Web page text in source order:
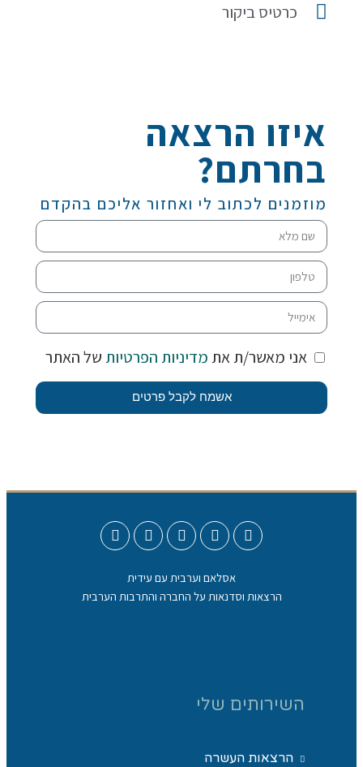
איזו הרצאה
בחרתם?
מוזמנים לכתוב לי ואחזור אליכם בהקדם
אני מאשר/ת את מדיניות הפרטיות של האתר
אשמח לקבל פרטים
כרטיס ביקור
אסלאם וערבית עם עידית
הרצאות וסדנאות על החברה והתרבות הערבית
השירותים שלי
הרצאות העשרה